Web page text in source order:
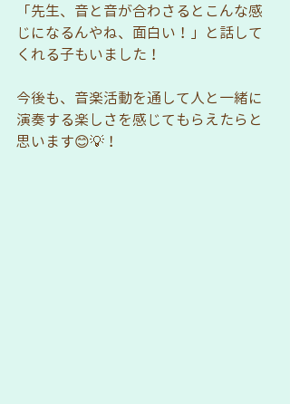
「先生、音と音が合わさるとこんな感
じになるんやね、面白い！」と話して
くれる子もいました！
今後も、音楽活動を通して人と一緒に
演奏する楽しさを感じてもらえたらと
思います😊💡！